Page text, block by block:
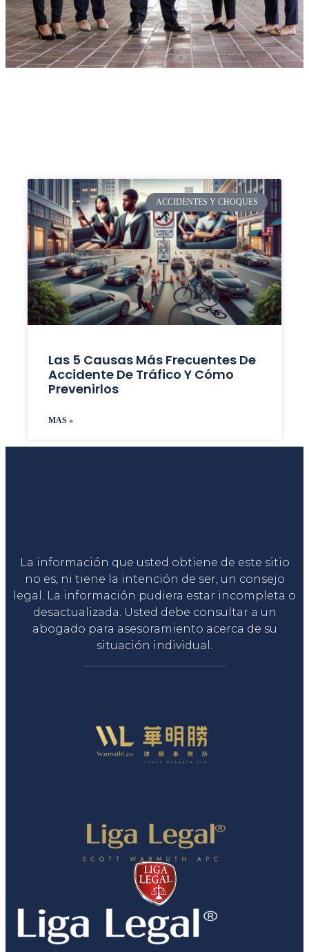
ACCIDENTES Y CHOQUES
Las 5 Causas Más Frecuentes De
Accidente De Tráfico Y Cómo
Prevenirlos
MAS »
La información que usted obtiene de este sitio
no es, ni tiene la intención de ser, un consejo
legal. La información pudiera estar incompleta o
desactualizada. Usted debe consultar a un
abogado para asesoramiento acerca de su
situación individual.